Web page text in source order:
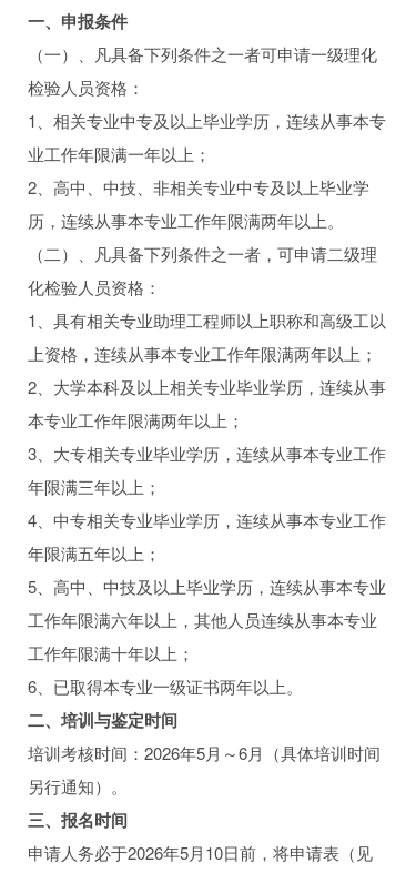
一、申报条件
（一）、凡具备下列条件之一者可申请一级理化
检验人员资格：
1、相关专业中专及以上毕业学历，连续从事本专
业工作年限满一年以上；
2、高中、中技、非相关专业中专及以上毕业学
历，连续从事本专业工作年限满两年以上。
（二）、凡具备下列条件之一者，可申请二级理
化检验人员资格：
1、具有相关专业助理工程师以上职称和高级工以
上资格，连续从事本专业工作年限满两年以上；
2、大学本科及以上相关专业毕业学历，连续从事
本专业工作年限满两年以上；
3、大专相关专业毕业学历，连续从事本专业工作
年限满三年以上；
4、中专相关专业毕业学历，连续从事本专业工作
年限满五年以上；
5、高中、中技及以上毕业学历，连续从事本专业
工作年限满六年以上，其他人员连续从事本专业
工作年限满十年以上；
6、已取得本专业一级证书两年以上。
二、培训与鉴定时间
培训考核时间：2026年5月～6月（具体培训时间
另行通知）。
三、报名时间
申请人务必于2026年5月10日前，将申请表（见